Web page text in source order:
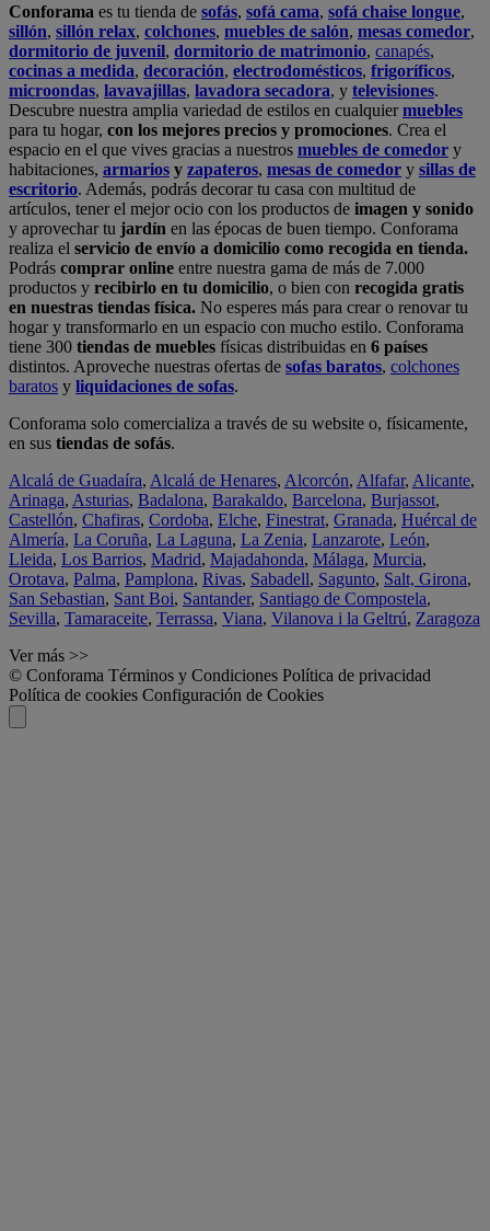
Conforama es tu tienda de sofás, sofá cama, sofá chaise longue,
sillón, sillón relax, colchones, muebles de salón, mesas comedor,
dormitorio de juvenil, dormitorio de matrimonio, canapés,
cocinas a medida, decoración, electrodomésticos, frigoríficos,
microondas, lavavajillas, lavadora secadora, y televisiones.
Descubre nuestra amplia variedad de estilos en cualquiermuebles
para tu hogar, con los mejores precios y promociones. Crea el
espacio en el que vives gracias a nuestros muebles de comedor y
habitaciones, armarios y zapateros, mesas de comedor y sillas de
escritorio. Además, podrás decorar tu casa con multitud de
artículos, tener el mejor ocio con los productos de imagen y sonido
y aprovechar tu jardín en las épocas de buen tiempo. Conforama
realiza el servicio de envío a domicilio como recogida en tienda.
Podrás comprar online entre nuestra gama de más de 7.000
productos y recibirlo en tu domicilio, o bien con recogida gratis
en nuestras tiendas física. No esperes más para crear o renovar tu
hogar y transformarlo en un espacio con mucho estilo. Conforama
tiene 300 tiendas de muebles físicas distribuidas en 6 países
distintos. Aproveche nuestras ofertas de sofas baratos, colchones
baratos y liquidaciones de sofas.
Conforama solo comercializa a través de su website o, físicamente,
en sus tiendas de sofás.
Alcalá de Guadaíra, Alcalá de Henares, Alcorcón, Alfafar, Alicante,
Arinaga, Asturias, Badalona, Barakaldo, Barcelona, Burjassot,
Castellón, Chafiras, Cordoba, Elche, Finestrat, Granada, Huércal de
Almería, La Coruña, La Laguna, La Zenia, Lanzarote, León,
Lleida, Los Barrios, Madrid, Majadahonda, Málaga, Murcia,
Orotava, Palma, Pamplona, Rivas, Sabadell, Sagunto, Salt, Girona,
San Sebastian, Sant Boi, Santander, Santiago de Compostela,
Sevilla, Tamaraceite, Terrassa, Viana, Vilanova i la Geltrú, Zaragoza
Ver más >>
© Conforama Términos y Condiciones Política de privacidad
Política de cookies Configuración de Cookies